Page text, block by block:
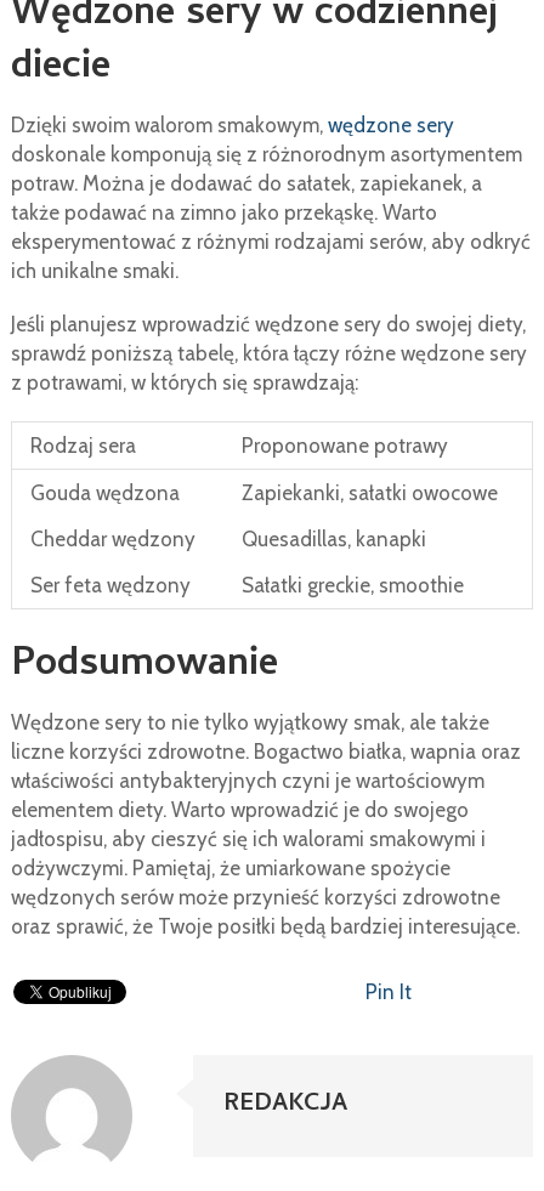
Wędzone sery w codziennej
diecie
Dzięki swoim walorom smakowym, wędzone sery
doskonale komponują się z różnorodnym asortymentem
potraw. Można je dodawać do sałatek, zapiekanek, a
także podawać na zimno jako przekąskę. Warto
eksperymentować z różnymi rodzajami serów, aby odkryć
ich unikalne smaki.
Jeśli planujesz wprowadzić wędzone sery do swojej diety,
sprawdź poniższą tabelę, która łączy różne wędzone sery
z potrawami, w których się sprawdzają:
Rodzaj sera
Proponowane potrawy
Gouda wędzona
Zapiekanki, sałatki owocowe
Cheddar wędzony
Quesadillas, kanapki
Ser feta wędzony
Sałatki greckie, smoothie
Podsumowanie
Wędzone sery to nie tylko wyjątkowy smak, ale także
liczne korzyści zdrowotne. Bogactwo białka, wapnia oraz
właściwości antybakteryjnych czyni je wartościowym
elementem diety. Warto wprowadzić je do swojego
jadłospisu, aby cieszyć się ich walorami smakowymi i
odżywczymi. Pamiętaj, że umiarkowane spożycie
wędzonych serów może przynieść korzyści zdrowotne
oraz sprawić, że Twoje posiłki będą bardziej interesujące.
Pin It
REDAKCJA